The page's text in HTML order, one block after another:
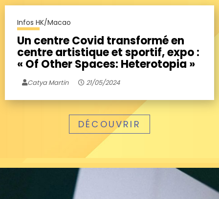
Infos HK/Macao
Un centre Covid transformé en
centre artistique et sportif, expo :
« Of Other Spaces: Heterotopia »
Catya Martin 21/05/2024
DÉCOUVRIR